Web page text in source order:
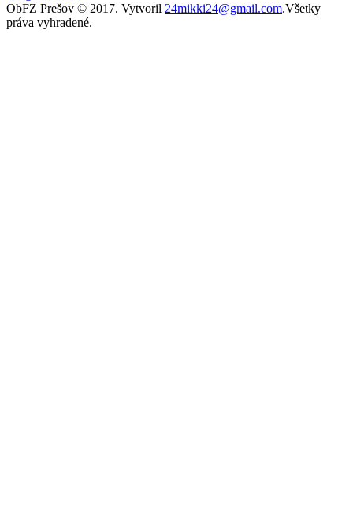
ObFZ Prešov © 2017. Vytvoril 24mikki24@gmail.com.Všetky
práva vyhradené.